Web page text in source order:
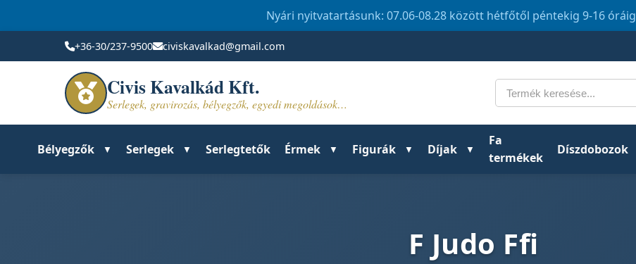
Nyári nyitvatartásunk: 07.06-08.28 között hétfőtől péntekig 9-16 óráig
+36-30/237-9500 civiskavalkad@gmail.com
Civis Kavalkád Kft.
Serlegek, gravirozás, bélyegzők, egyedi megoldások…
Keresés
Bélyegzők Serlegek Serlegtetők Érmek Figurák Díjak
Fa
termékek
Díszdobozok
F Judo Ffi